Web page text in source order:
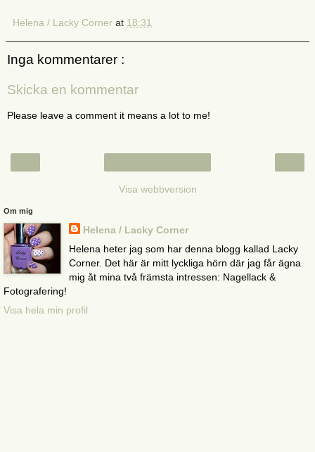
Helena / Lacky Corner at 18:31
Inga kommentarer :
Skicka en kommentar
Please leave a comment it means a lot to me!
Visa webbversion
Om mig
Helena / Lacky Corner
Helena heter jag som har denna blogg kallad Lacky
Corner. Det här är mitt lyckliga hörn där jag får ägna
mig åt mina två främsta intressen: Nagellack &
Fotografering!
Visa hela min profil